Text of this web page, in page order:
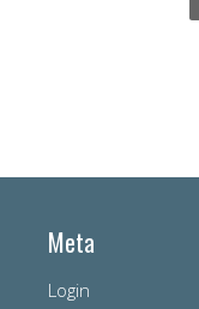
Meta
Login